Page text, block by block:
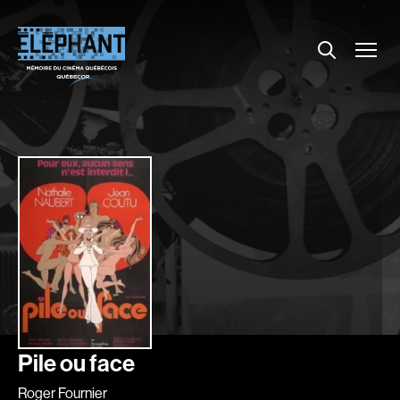
Menu
Explorer le répertoire
Projections
Entrevues
Nouvelles
À propos
Dossiers
Comment louer un film ?
Contact
FAQ
About us
Pile ou face
Roger Fournier